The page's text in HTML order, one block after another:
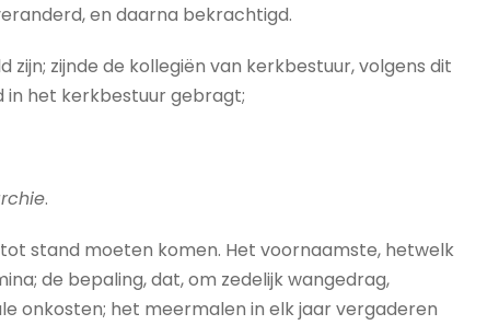
en daarna bekrachtigd.
zijnde de kollegiën van kerkbestuur, volgens dit
in het kerkbestuur gebragt;
.
stand moeten komen. Het voornaamste, hetwelk
de bepaling, dat, om zedelijk wangedrag,
onkosten; het meermalen in elk jaar vergaderen